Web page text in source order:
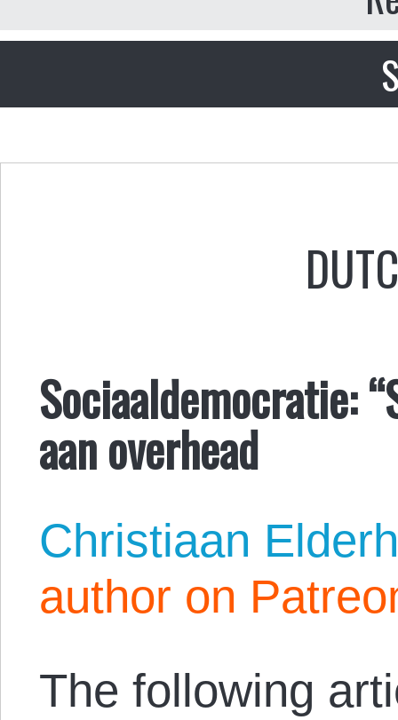
Sociaaldemocratie:
aan overhead
Christiaan
author on
The following